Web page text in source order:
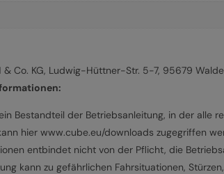
& Co. KG, Ludwig-Hüttner-Str. 5-7, 95679
Bestandteil der Betriebsanleitung, in der alle
hier www.cube.eu/downloads zugegriffen
entbindet nicht von der Pflicht, die
kann zu gefährlichen Fahrsituationen,